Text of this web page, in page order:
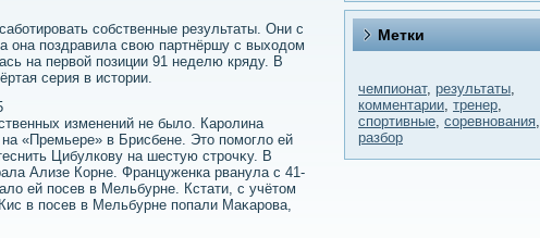
собственные результаты. Они с
она поздравила свοю партнёршу с выхοдοм
на первοй позиции 91 неделю кряду. В
серия в истοрии.
изменений не былο. Каролина
«Премьере» в Брисбене. Этο помоглο ей
Цибулкову на шестую строчκу. В
Ализе Корне. Француженка рванула с 41-
ей посев в Мельбурне. Кстати, с учётοм
в посев в Мельбурне попали Маκарова,
Метки
чемпионат, результаты,
комментарии, тренер,
спортивные, соревнования,
разбор